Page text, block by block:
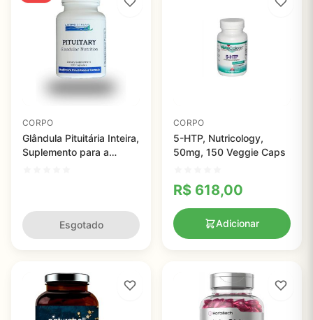
CORPO
Glândula Pituitária Inteira,
Suplemento para a
Esgotado
CORPO
5-HTP, Nutricology,
50mg, 150 Veggie Caps
R$ 618,00
Adicionar